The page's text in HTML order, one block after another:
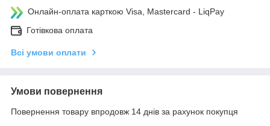
Онлайн-оплата карткою Visa, Mastercard - LiqPay
Готівкова оплата
Всі умови оплати
Умови повернення
Повернення товару впродовж 14 днів за рахунок покупця